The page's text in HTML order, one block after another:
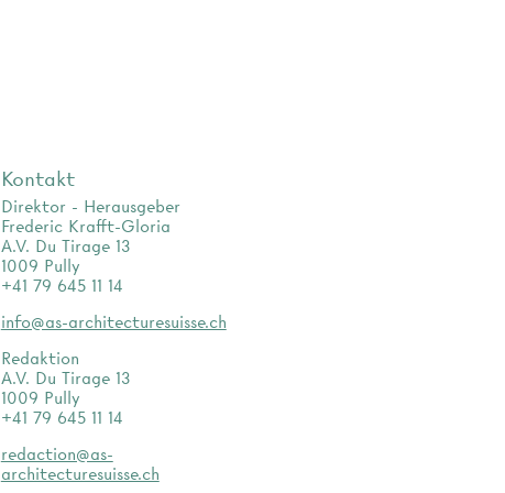
Kontakt
Direktor - Herausgeber
Frederic Krafft-Gloria
A.V. Du Tirage 13
1009 Pully
+41 79 645 11 14
info@as-architecturesuisse.ch
Redaktion
A.V. Du Tirage 13
1009 Pully
+41 79 645 11 14
redaction@as-
architecturesuisse.ch